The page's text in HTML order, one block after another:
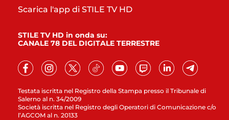
Testata iscritta nel Registro della Stampa presso il Tribunale di
Salerno al n. 34/2009
Società iscritta nel Registro degli Operatori di Comunicazione c/o
l’AGCOM al n. 20133
Scarica l'app di STILE TV HD
STILE TV HD in onda su:
CANALE 78 DEL DIGITALE TERRESTRE